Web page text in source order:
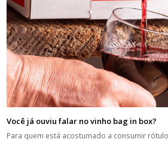
Você já ouviu falar no vinho bag in box?
Para quem está acostumado a consumir